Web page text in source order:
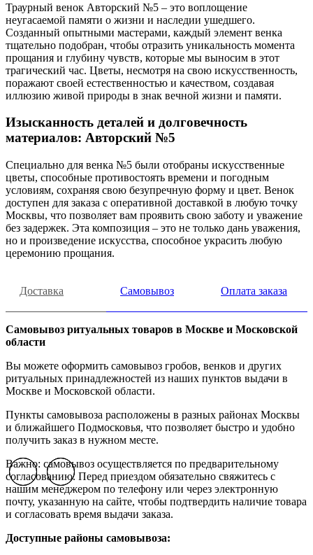
Траурный венок Авторский №5 – это воплощение
неугасаемой памяти о жизни и наследии ушедшего.
Созданный опытными мастерами, каждый элемент венка
тщательно подобран, чтобы отразить уникальность момента
прощания и глубину чувств, которые мы выносим в этот
трагический час. Цветы, несмотря на свою искусственность,
поражают своей естественностью и качеством, создавая
иллюзию живой природы в знак вечной жизни и памяти.
Изысканность деталей и долговечность
материалов: Авторский №5
Специально для венка №5 были отобраны искусственные
цветы, способные противостоять времени и погодным
условиям, сохраняя свою безупречную форму и цвет. Венок
доступен для заказа с оперативной доставкой в любую точку
Москвы, что позволяет вам проявить свою заботу и уважение
без задержек. Эта композиция – это не только дань уважения,
но и произведение искусства, способное украсить любую
церемонию прощания.
Доставка Самовывоз Оплата заказа
Самовывоз ритуальных товаров в Москве и Московской
области
Вы можете оформить самовывоз гробов, венков и других
ритуальных принадлежностей из наших пунктов выдачи в
Москве и Московской области.
Пункты самовывоза расположены в разных районах Москвы
и ближайшего Подмосковья, что позволяет быстро и удобно
получить заказ в нужном месте.
Важно: самовывоз осуществляется по предварительному
согласованию. Перед приездом обязательно свяжитесь с
нашим менеджером по телефону или через электронную
почту, указанную на сайте, чтобы подтвердить наличие товара
и согласовать время выдачи заказа.
Доступные районы самовывоза:
Previous slideNext slide
Previous slideNext slide
Previous slideNext slide